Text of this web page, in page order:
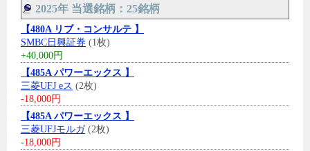
2025年 当選銘柄：25銘柄
【480A リブ・コンサルテ 】
SMBC日興証券 (1枚)
+40,000円
【485A パワーエックス 】
三菱UFJ eス (2枚)
-18,000円
【485A パワーエックス 】
三菱UFJモルガ(2枚)
-18,000円